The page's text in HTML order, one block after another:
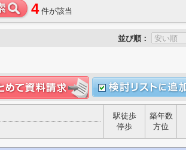
4 件が該当
並び順：
駅徒歩
停歩
築年数
方位